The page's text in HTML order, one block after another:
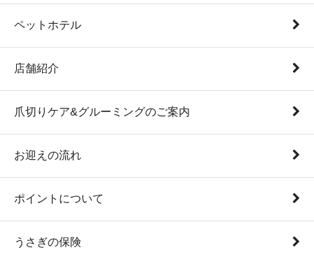
ペットホテル
店舗紹介
爪切りケア&グルーミングのご案内
お迎えの流れ
ポイントについて
うさぎの保険